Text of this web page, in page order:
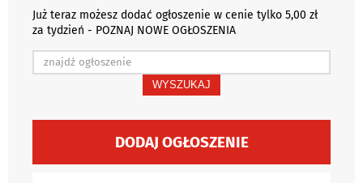
Już teraz możesz dodać ogłoszenie w cenie tylko 5,00 zł
za tydzień - POZNAJ NOWE OGŁOSZENIA
WYSZUKAJ
DODAJ OGŁOSZENIE